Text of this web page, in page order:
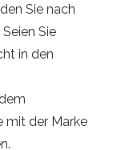
Sie nach
Sie
in den
mit der Marke